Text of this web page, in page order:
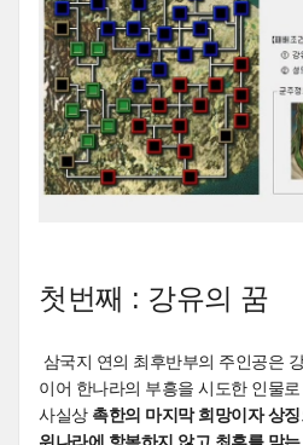
첫번째 : 강유의 꿈
삼국지 연의 최후반부의 주인공은
이어 한나라의 부흥을 시도한 인물
사실상 촉한의 마지막 희망이자 상징